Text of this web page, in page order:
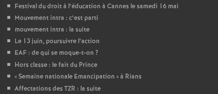
Festival du droit à l’éducation à Cannes le samedi 16 mai
Mouvement intra : c’est parti
mouvement intra : la suite
Le 13 juin, poursuivre l’action
EAF : de qui se moque-t-on ?
Hors classe : le fait du Prince
«Semaine nationale Emancipation » à Rians
Affectations des TZR : la suite